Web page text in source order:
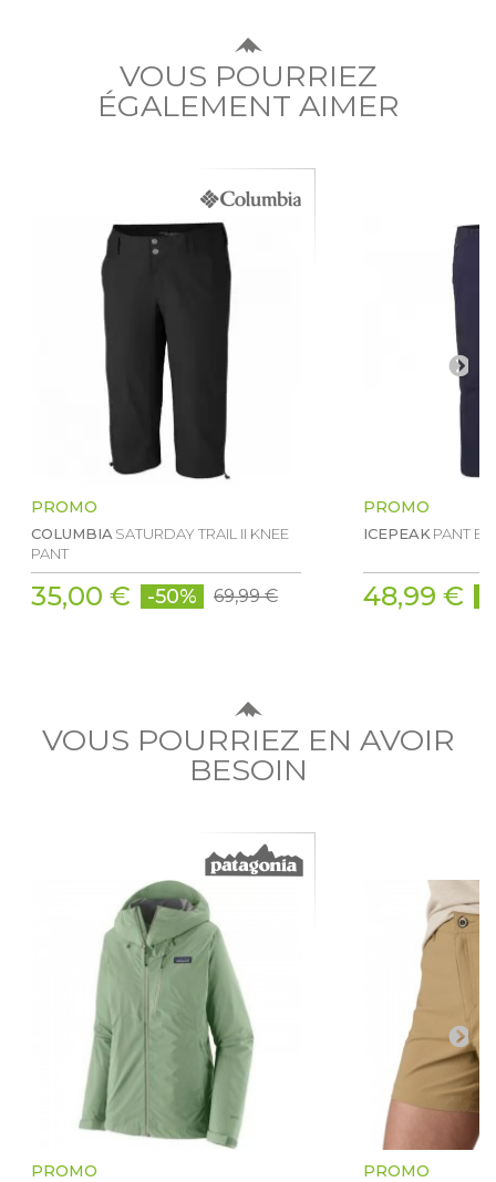
VOUS POURRIEZ
ÉGALEMENT AIMER
PROMO
COLUMBIA SATURDAY TRAIL II KNEE
PANT
35,00 € -50% 69,99 €
PROMO
ICEPEAK PANT
48,99 €
VOUS POURRIEZ EN AVOIR
BESOIN
PROMO PROMO